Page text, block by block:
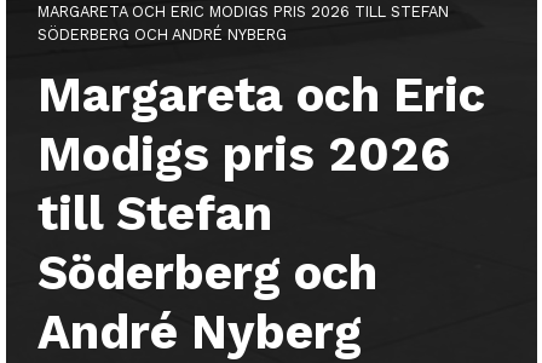
MARGARETA OCH ERIC MODIGS PRIS 2026 TILL STEFAN
SÖDERBERG OCH ANDRÉ NYBERG
Margareta och Eric
Modigs pris 2026
till Stefan
Söderberg och
André Nyberg